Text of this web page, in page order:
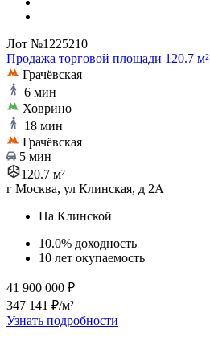
Лот №1225210
Продажа торговой площади 120.7 м²
Грачёвская
6 мин
Ховрино
18 мин
Грачёвская
5 мин
120.7 м²
г Москва, ул Клинская, д 2А
На Клинской
10.0% доходность
10 лет окупаемость
41 900 000 ₽
347 141 ₽/м²
Узнать подробности